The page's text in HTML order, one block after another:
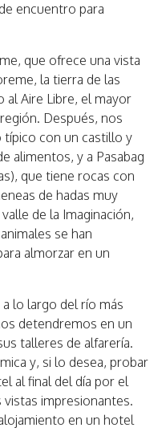
encuentro para
que ofrece una vista
la tierra de las
al Aire Libre, el mayor
Después, nos
típico con un castillo y
alimentos, y a Pasabag
que tiene rocas con
de hadas muy
de la Imaginación,
se han
almorzar en un
lo largo del río más
detendremos en un
talleres de alfarería.
y, si lo desea, probar
al final del día por el
impresionantes.
en un hotel